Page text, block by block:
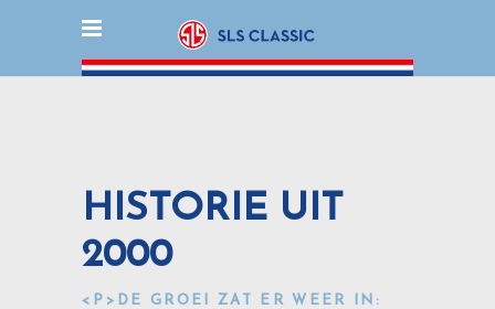
HISTORIE UIT
2000
<P>DE GROEI ZAT ER WEER IN: